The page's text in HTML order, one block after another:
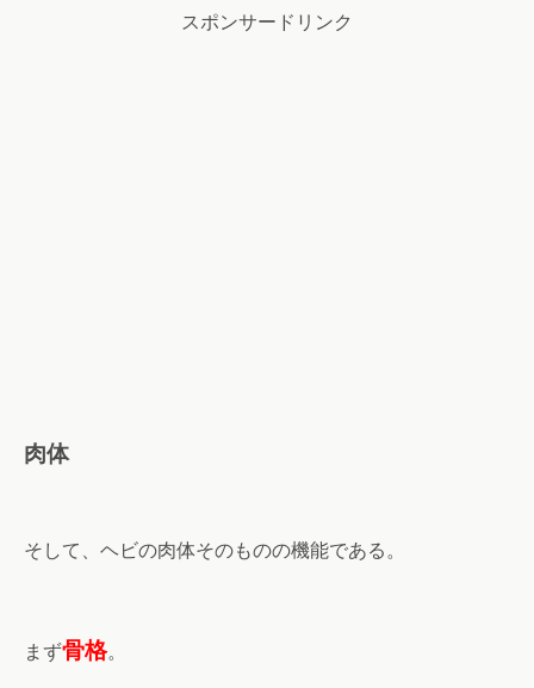
スポンサードリンク
肉体
そして、ヘビの肉体そのものの機能である。
まず骨格。